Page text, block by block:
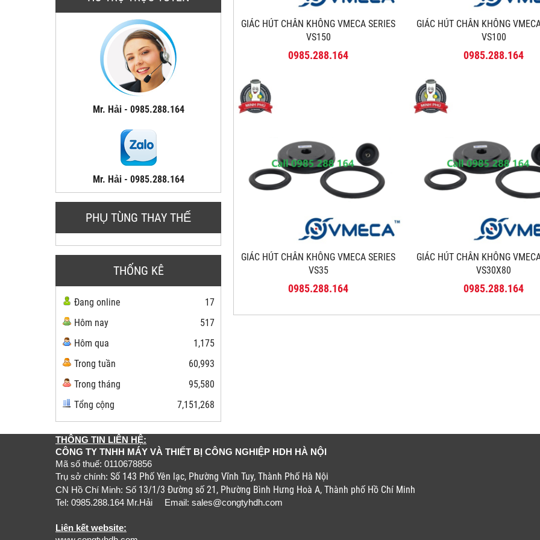
Mr. Hải - 0985.288.164
Mr. Hải - 0985.288.164
PHỤ TÙNG THAY THẾ
THỐNG KÊ
Đang online
17
Hôm nay
517
Hôm qua
1,175
Trong tuần
60,993
Trong tháng
95,580
Tổng cộng
7,151,268
GIÁC HÚT CHÂN KHÔNG VMECA SERIES
VS150
0985.288.164
GIÁC HÚT CHÂN KHÔNG
VS100
0985.288.164
GIÁC HÚT CHÂN KHÔNG VMECA SERIES
VS35
0985.288.164
GIÁC HÚT CHÂN KHÔNG
VS30X80
0985.288.164
THÔNG TIN LIÊN HỆ:
CÔNG TY TNHH MÁY VÀ THIẾT BỊ CÔNG NGHIỆP HDH HÀ NỘI
Mã số thuế: 0110678856
Trụ sở chính: Số 143 Phố Yên lạc, Phường Vĩnh Tuy, Thành Phố Hà Nội
CN Hồ Chí Minh: Số 13/1/3 Đường số 21, Phường Bình Hưng Hoà A, Thành phố Hồ Chí Minh
Tel: 0985.288.164 Mr.Hải Email: sales@congtyhdh.com
Liên kết website: